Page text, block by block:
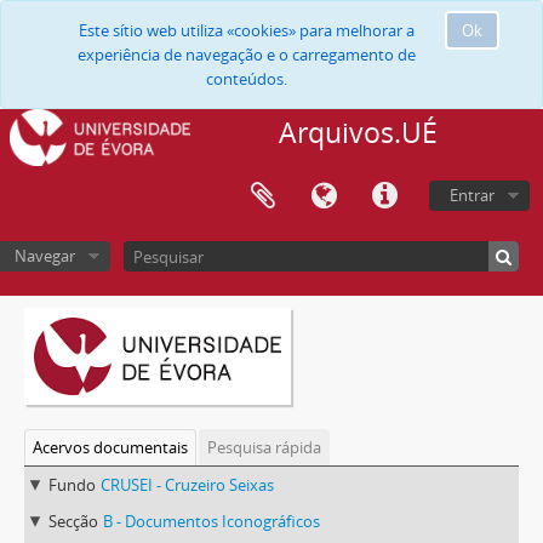
Ok
Este sítio web utiliza «cookies» para melhorar a
experiência de navegação e o carregamento de
conteúdos.
Arquivos.UÉ
Entrar
Navegar
Acervos documentais
Pesquisa rápida
Fundo CRUSEI - Cruzeiro Seixas
Secção B - Documentos Iconográficos